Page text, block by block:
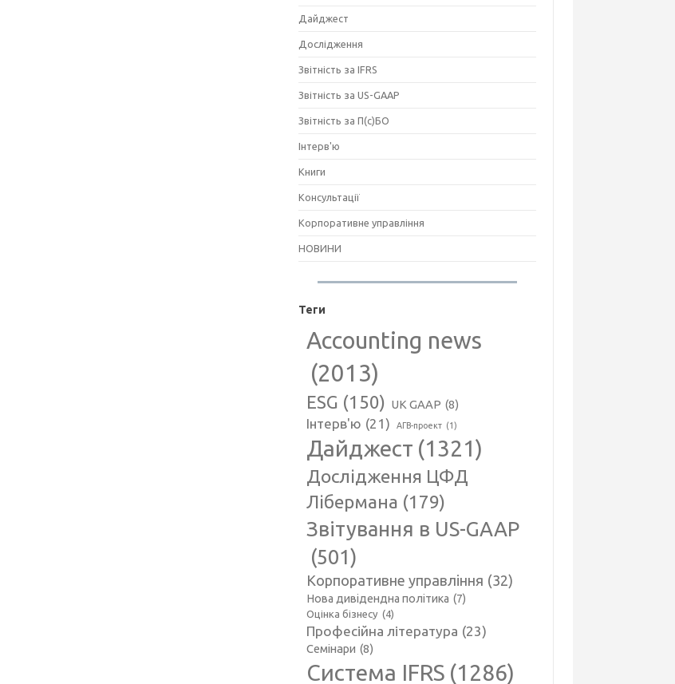
Дайджест
Дослідження
Звітність за IFRS
Звітність за US-GAAP
Звітність за П(с)БО
Інтерв'ю
Книги
Консультації
Корпоративне управління
НОВИНИ
Теги
Accounting news
(2013)
ESG (150) UK GAAP (8)
Інтерв'ю (21) АГВ-проект (1)
Дайджест (1321)
Дослідження ЦФД
Лібермана (179)
Звітування в US-GAAP
(501)
Корпоративне управління (32)
Нова дивідендна політика (7)
Оцінка бізнесу (4)
Професійна література (23)
Семінари (8)
Система IFRS (1286)